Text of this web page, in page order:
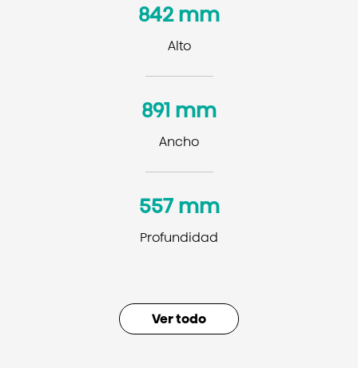
842 mm
Alto
891 mm
Ancho
557 mm
Profundidad
Información básica
Ver todo